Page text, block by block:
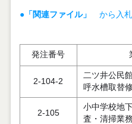
●「関連ファイル」 から入
発注番号
2-104-2
二ツ井公民
呼水槽取替
2-105
小中学校地
査・清掃業